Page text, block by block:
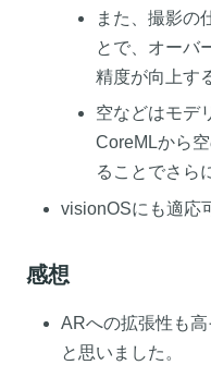
また、撮影の
とで、オーバ
精度が向上す
空などはモデ
CoreMLから
ることでさら
visionOSにも適応
感想
ARへの拡張性も
と思いました。